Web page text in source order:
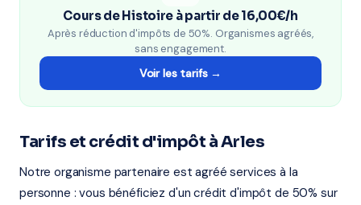
Cours de Histoire à partir de 16,00€/h
Après réduction d'impôts de 50%. Organismes agréés,
sans engagement.
Voir les tarifs →
Tarifs et crédit d'impôt à Arles
Notre organisme partenaire est agréé services à la
personne : vous bénéficiez d'un crédit d'impôt de 50% sur